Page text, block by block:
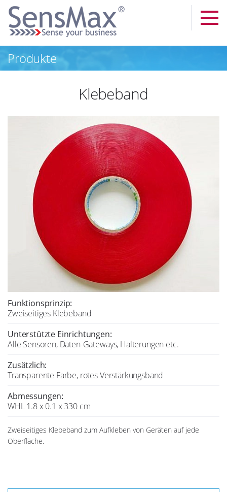
Produkte
Klebeband
Funktionsprinzip:
Zweiseitiges Klebeband
Unterstützte Einrichtungen:
Alle Sensoren, Daten-Gateways, Halterungen etc.
Zusätzlich:
Transparente Farbe, rotes Verstärkungsband
Abmessungen:
WHL 1.8 x 0.1 x 330 cm
Zweiseitiges Klebeband zum Aufkleben von Geräten auf jede
Oberfläche.